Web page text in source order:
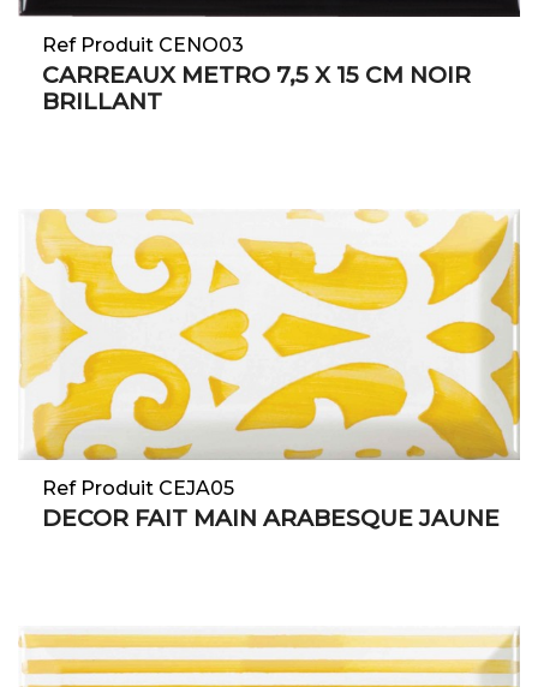
Ref Produit CENO03
CARREAUX METRO 7,5 X 15 CM NOIR
BRILLANT
Ref Produit CEJA05
DECOR FAIT MAIN ARABESQUE JAUNE